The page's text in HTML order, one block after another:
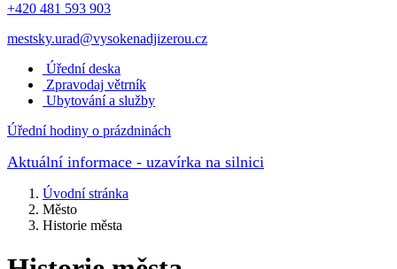
+420 481 593 903
mestsky.urad@vysokenadjizerou.cz
Úřední deska
Zpravodaj větrník
Ubytování a služby
Úřední hodiny o prázdninách
Aktuální informace - uzavírka na silnici
Úvodní stránka
Město
Historie města